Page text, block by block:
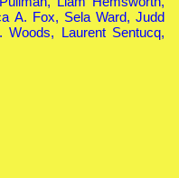
A. Fox, Sela Ward, Judd
Laurent Sentucq,